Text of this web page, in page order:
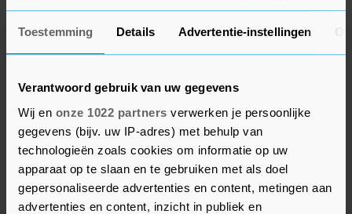
Toestemming Details Advertentie-instellingen
Verantwoord gebruik van uw gegevens
Wij en onze 1022 partners verwerken je persoonlijke
gegevens (bijv. uw IP-adres) met behulp van
technologieën zoals cookies om informatie op uw
apparaat op te slaan en te gebruiken met als doel
gepersonaliseerde advertenties en content, metingen aan
advertenties en content, inzicht in publiek en
Het is de bedoeling dat tijdens de gevechtspauze
ook meer humanitaire hulp wordt toegelaten tot
drie vrachtwagens met brandstof en gas
inmiddels vanuit Egypte de grens overgestoken.